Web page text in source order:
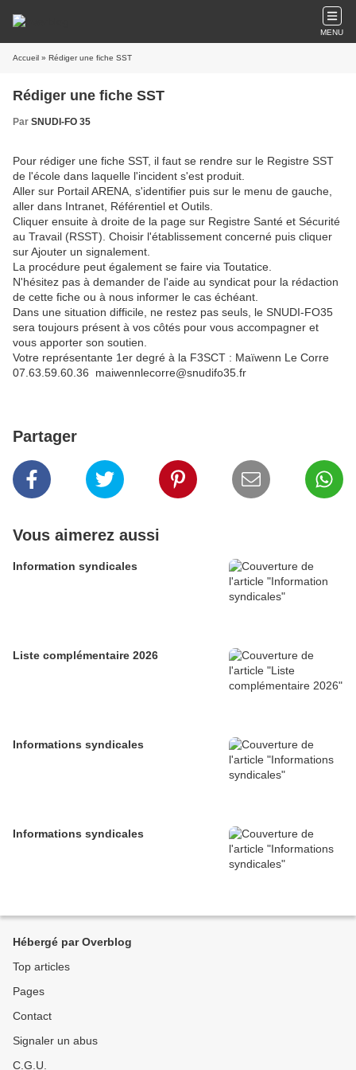
MENU
Accueil » Rédiger une fiche SST
Rédiger une fiche SST
Par SNUDI-FO 35
Pour rédiger une fiche SST, il faut se rendre sur le Registre SST
de l'école dans laquelle l'incident s'est produit.
Aller sur Portail ARENA, s'identifier puis sur le menu de gauche,
aller dans Intranet, Référentiel et Outils.
Cliquer ensuite à droite de la page sur Registre Santé et Sécurité
au Travail (RSST). Choisir l'établissement concerné puis cliquer
sur Ajouter un signalement.
La procédure peut également se faire via Toutatice.
N'hésitez pas à demander de l'aide au syndicat pour la rédaction
de cette fiche ou à nous informer le cas échéant.
Dans une situation difficile, ne restez pas seuls, le SNUDI-FO35
sera toujours présent à vos côtés pour vous accompagner et
vous apporter son soutien.
Votre représentante 1er degré à la F3SCT : Maïwenn Le Corre
07.63.59.60.36 maiwennlecorre@snudifo35.fr
Partager
Vous aimerez aussi
Information syndicales
Liste complémentaire 2026
Informations syndicales
Informations syndicales
Hébergé par Overblog
Top articles
Pages
Contact
Signaler un abus
C.G.U.